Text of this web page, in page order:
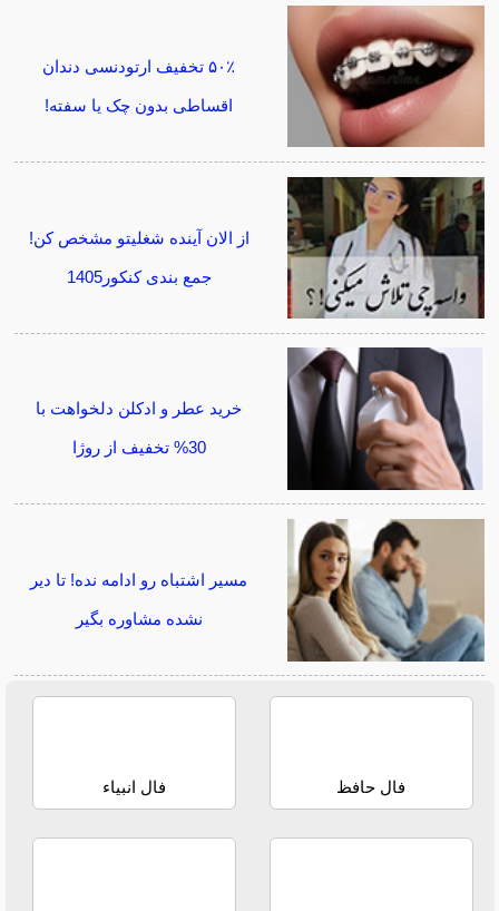
۵۰٪ تخفیف ارتودنسی دندان
اقساطی بدون چک یا سفته!
از الان آینده شغلیتو مشخص کن!
جمع بندی کنکور1405
خرید عطر و ادکلن دلخواهت با
30% تخفیف از روژا
مسیر اشتباه رو ادامه نده! تا دیر
نشده مشاوره بگیر
فال حافظ فال انبیاء